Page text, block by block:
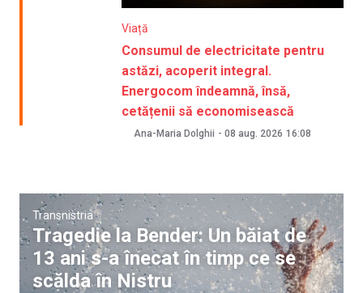
Viață
Consumul de electricitate pentru
astăzi, acoperit integral.
Energocom îndeamnă, însă,
cetățenii să economisească
Ana-Maria Dolghii - 08 aug. 2026 16:08
Transnistria
Tragedie la Bender: Un băiat de
13 ani s-a înecat în timp ce se
scălda în Nistru